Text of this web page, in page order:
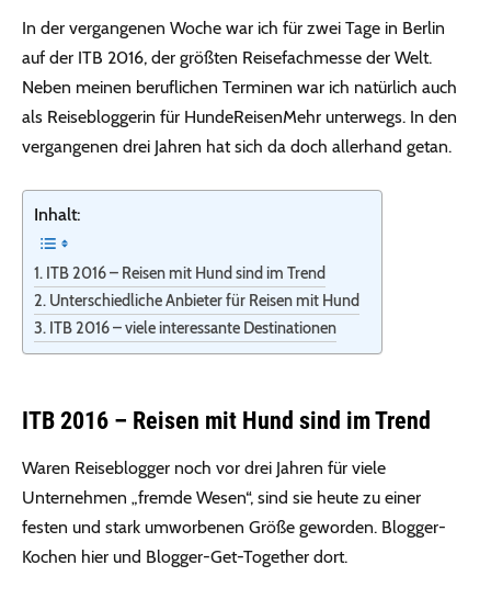
In der vergangenen Woche war ich für zwei Tage in Berlin
auf der ITB 2016, der größten Reisefachmesse der Welt.
Neben meinen beruflichen Terminen war ich natürlich auch
als Reisebloggerin für HundeReisenMehr unterwegs. In den
vergangenen drei Jahren hat sich da doch allerhand getan.
Inhalt:
ITB 2016 – Reisen mit Hund sind im Trend
Unterschiedliche Anbieter für Reisen mit Hund
ITB 2016 – viele interessante Destinationen
ITB 2016 – Reisen mit Hund sind im Trend
Waren Reiseblogger noch vor drei Jahren für viele
Unternehmen „fremde Wesen“, sind sie heute zu einer
festen und stark umworbenen Größe geworden. Blogger-
Kochen hier und Blogger-Get-Together dort.